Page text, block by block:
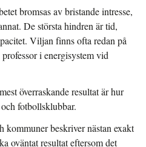
bromsas av bristande intresse,
De största hindren är tid,
Viljan finns ofta redan på
i energisystem vid
överraskande resultat är hur
fotbollsklubbar.
beskriver nästan exakt
oväntat resultat eftersom det